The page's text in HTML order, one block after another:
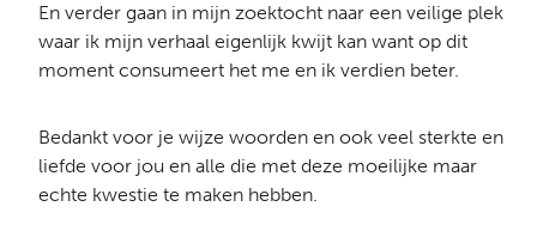
En verder gaan in mijn zoektocht naar een veilige plek
waar ik mijn verhaal eigenlijk kwijt kan want op dit
moment consumeert het me en ik verdien beter.
Bedankt voor je wijze woorden en ook veel sterkte en
liefde voor jou en alle die met deze moeilijke maar
echte kwestie te maken hebben.